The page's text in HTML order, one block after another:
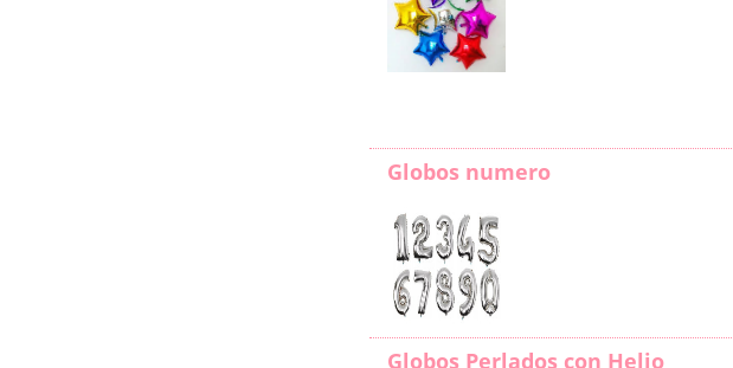
Globos numero
Globos Perlados con Helio